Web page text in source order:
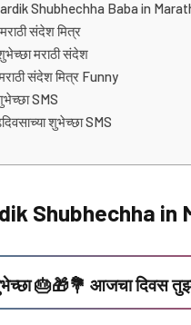
Shubhechha Baba in
संदेश मित्र
मराठी संदेश
संदेश मित्र Funny
SMS
शुभेच्छा SMS
Shubhechha in
🎂🎁💐 आजचा दिवस